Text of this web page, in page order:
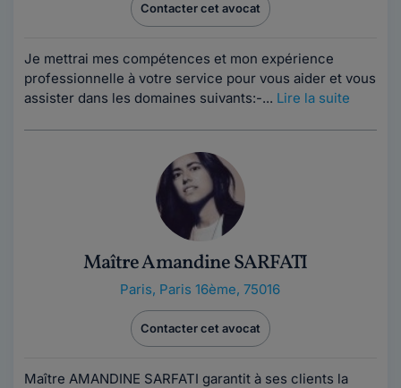
Contacter cet avocat
Je mettrai mes compétences et mon expérience
professionnelle à votre service pour vous aider et vous
assister dans les domaines suivants:-... Lire la suite
Maître Amandine SARFATI
Paris, Paris 16ème, 75016
Contacter cet avocat
Maître AMANDINE SARFATI garantit à ses clients la